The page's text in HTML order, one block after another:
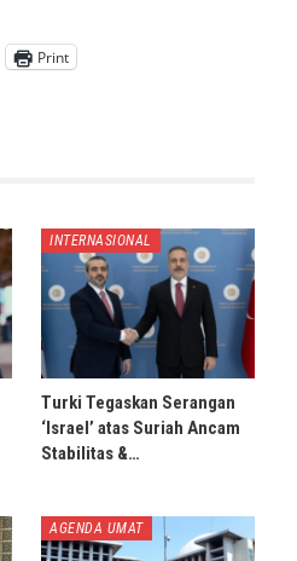
Print
INTERNASIONAL
Turki Tegaskan Serangan
‘Israel’ atas Suriah Ancam
Stabilitas &…
AGENDA UMAT